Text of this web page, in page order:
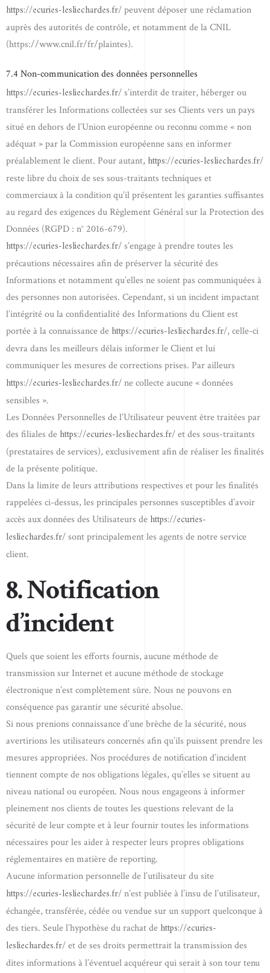
https://ecuries-lesliechardes.fr/peuvent déposer une réclamation
auprès des autorités de contrôle, et notamment de la CNIL
(https://www.cnil.fr/fr/plaintes).
7.4 Non-communication des données personnelles
https://ecuries-lesliechardes.fr/s’interdit de traiter, héberger ou
transférer les Informations collectées sur ses Clients vers un pays
situé en dehors de l’Union européenne ou reconnu comme « non
adéquat » par la Commission européenne sans en informer
préalablement le client. Pour autant, https://ecuries-lesliechardes.fr/
reste libre du choix de ses sous-traitants techniques et
commerciaux à la condition qu’il présentent les garanties suffisantes
au regard des exigences du Règlement Général sur la Protection des
Données (RGPD : n° 2016-679).
https://ecuries-lesliechardes.fr/s’engage à prendre toutes les
précautions nécessaires afin de préserver la sécurité des
Informations et notamment qu’elles ne soient pas communiquées à
des personnes non autorisées. Cependant, si un incident impactant
l’intégrité ou la confidentialité des Informations du Client est
portée à la connaissance de https://ecuries-lesliechardes.fr/, celle-ci
devra dans les meilleurs délais informer le Client et lui
communiquer les mesures de corrections prises. Par ailleurs
https://ecuries-lesliechardes.fr/ne collecte aucune « données
sensibles ».
Les Données Personnelles de l’Utilisateur peuvent être traitées par
des filiales de https://ecuries-lesliechardes.fr/et des sous-traitants
(prestataires de services), exclusivement afin de réaliser les finalités
de la présente politique.
Dans la limite de leurs attributions respectives et pour les finalités
rappelées ci-dessus, les principales personnes susceptibles d’avoir
accès aux données des Utilisateurs de https://ecuries-
lesliechardes.fr/sont principalement les agents de notre service
client.
8. Notification
d’incident
Quels que soient les efforts fournis, aucune méthode de
transmission sur Internet et aucune méthode de stockage
électronique n’est complètement sûre. Nous ne pouvons en
conséquence pas garantir une sécurité absolue.
Si nous prenions connaissance d’une brèche de la sécurité, nous
avertirions les utilisateurs concernés afin qu’ils puissent prendre les
mesures appropriées. Nos procédures de notification d’incident
tiennent compte de nos obligations légales, qu’elles se situent au
niveau national ou européen. Nous nous engageons à informer
pleinement nos clients de toutes les questions relevant de la
sécurité de leur compte et à leur fournir toutes les informations
nécessaires pour les aider à respecter leurs propres obligations
réglementaires en matière de reporting.
Aucune information personnelle de l’utilisateur du site
https://ecuries-lesliechardes.fr/n’est publiée à l’insu de l’utilisateur,
échangée, transférée, cédée ou vendue sur un support quelconque à
des tiers. Seule l’hypothèse du rachat de https://ecuries-
lesliechardes.fr/et de ses droits permettrait la transmission des
dites informations à l’éventuel acquéreur qui serait à son tour tenu